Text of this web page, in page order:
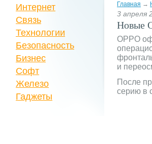
Главная →
3 апреля
Новые
OPPO
и
После
серию в
Интернет
Связь
Технологии
Безопасность
Бизнес
Софт
Железо
Гаджеты